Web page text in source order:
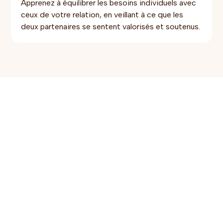
Apprenez à équilibrer les besoins individuels avec
ceux de votre relation, en veillant à ce que les
deux partenaires se sentent valorisés et soutenus.